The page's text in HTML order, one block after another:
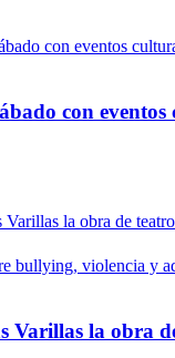
con
Varillas la obra